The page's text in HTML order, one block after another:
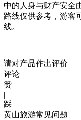
中的人身与财产安全
路线仅供参考，游客
线。
请对产品作出评价
评论
赞
|
踩
黄山旅游常见问题